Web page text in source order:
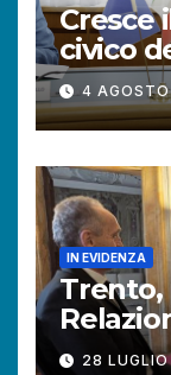
Cresce
civico
+121%
2025.
4
IN EVIDENZA
Trento,
28